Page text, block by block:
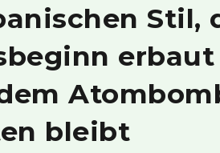
Stil,
bleibt